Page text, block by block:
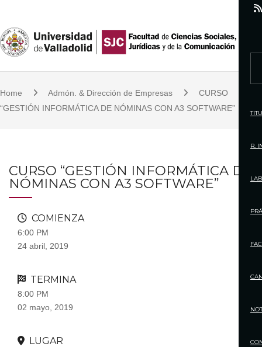
i
t
o
c
Home Admón. & Dirección de Empresas
CURSO
“GESTIÓN INFORMÁTICA DE NÓMINAS CON A3 SOFTWARE”
CURSO “GESTIÓN INFORMÁTICA DE
NÓMINAS CON A3 SOFTWARE”
COMIENZA
6:00 PM
24 abril, 2019
TERMINA
8:00 PM
02 mayo, 2019
LUGAR
r
h
o
:
R.